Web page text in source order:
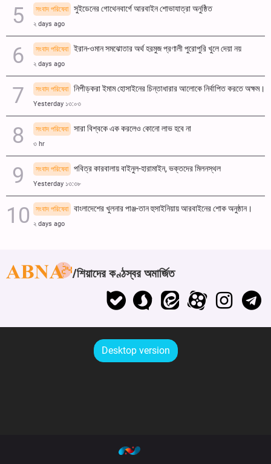
সংবাদ পরিষেবা সুইডেনের গোথেনবার্গে আরবাইন শোভাযাত্রা অনুষ্ঠিত
২ days ago
সংবাদ পরিষেবা ইরান-ওমান সমঝোতার অর্থ হরমুজ প্রণালী পুরোপুরি খুলে দেয়া নয়
২ days ago
সংবাদ পরিষেবা নিপীড়করা ইমাম হোসাইনের চিন্তাধারার আলোকে নির্বাপিত করতে অক্ষম।
Yesterday ১৩:০৩
সংবাদ পরিষেবা সারা বিশ্বকে এক করলেও কোনো লাভ হবে না
৩ hr
সংবাদ পরিষেবা পবিত্র কারবালায় বাইনুল-হারামাইন, ভক্তদের মিলনস্থল
Yesterday ১৩:৩৮
সংবাদ পরিষেবা বাংলাদেশের খুলনার পাঞ্জ-তান হুসাইনিয়ায় আরবাইনের শোক অনুষ্ঠান।
২ days ago
শিয়াদের কণ্ঠস্বর অমার্জিত
Desktop version